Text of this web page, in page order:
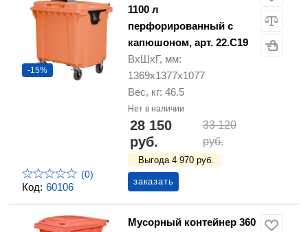
Код: 60106
-15%
(0)
1100 л
перфорированный с
капюшоном, арт. 22.C19
ВхШхГ, мм:
1369х1377х1077
Вес, кг: 46.5
Нет в наличии
28 150
руб.
33 120
руб.
Выгода 4 970 руб.
заказать
Мусорный контейнер 360